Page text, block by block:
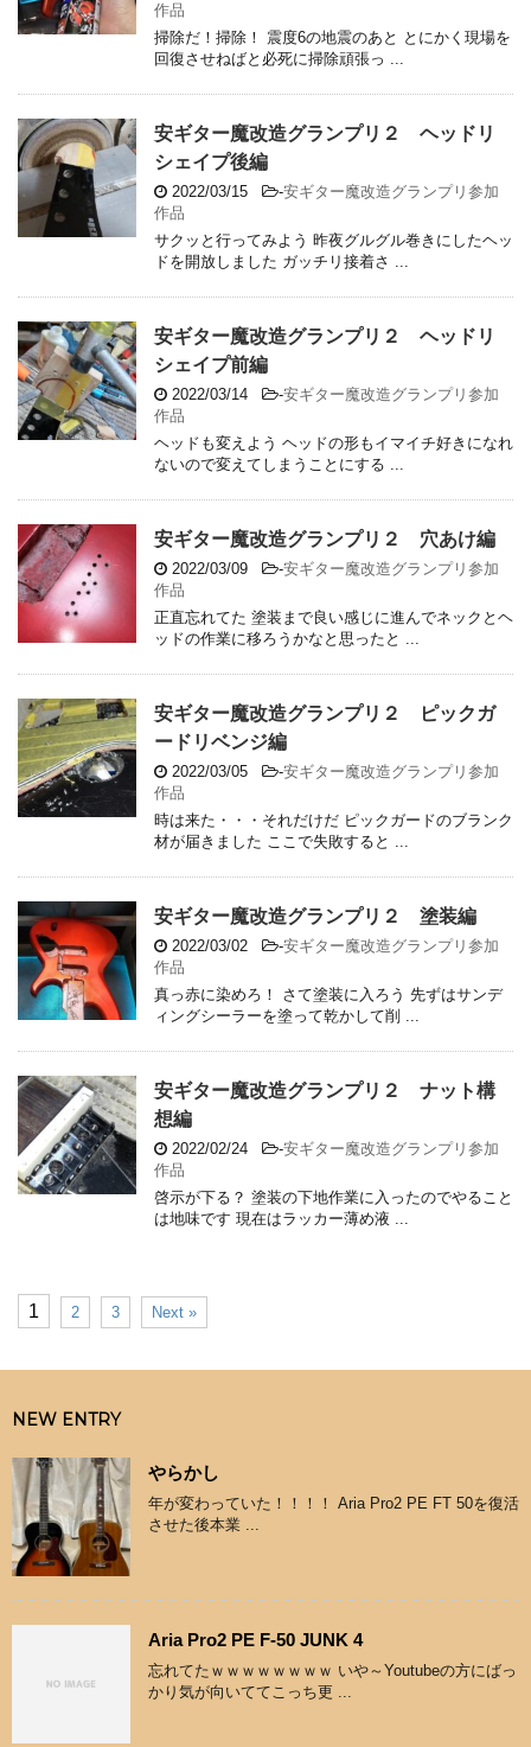
作品
掃除だ！掃除！ 震度6の地震のあと とにかく現場を
回復させねばと必死に掃除頑張っ ...
安ギター魔改造グランプリ２ ヘッドリ
シェイプ後編
2022/03/15 -安ギター魔改造グランプリ参加
作品
サクッと行ってみよう 昨夜グルグル巻きにしたヘッ
ドを開放しました ガッチリ接着さ ...
安ギター魔改造グランプリ２ ヘッドリ
シェイプ前編
2022/03/14 -安ギター魔改造グランプリ参加
作品
ヘッドも変えよう ヘッドの形もイマイチ好きになれ
ないので変えてしまうことにする ...
安ギター魔改造グランプリ２ 穴あけ編
2022/03/09 -安ギター魔改造グランプリ参加
作品
正直忘れてた 塗装まで良い感じに進んでネックとヘ
ッドの作業に移ろうかなと思ったと ...
安ギター魔改造グランプリ２ ピックガ
ードリベンジ編
2022/03/05 -安ギター魔改造グランプリ参加
作品
時は来た・・・それだけだ ピックガードのブランク
材が届きました ここで失敗すると ...
安ギター魔改造グランプリ２ 塗装編
2022/03/02 -安ギター魔改造グランプリ参加
作品
真っ赤に染めろ！ さて塗装に入ろう 先ずはサンデ
ィングシーラーを塗って乾かして削 ...
安ギター魔改造グランプリ２ ナット構
想編
2022/02/24 -安ギター魔改造グランプリ参加
作品
啓示が下る？ 塗装の下地作業に入ったのでやること
は地味です 現在はラッカー薄め液 ...
1 2 3 Next »
NEW ENTRY
やらかし
年が変わっていた！！！！ Aria Pro2 PE FT 50を復活
させた後本業 ...
Aria Pro2 PE F-50 JUNK 4
忘れてたｗｗｗｗｗｗｗｗ いや～Youtubeの方にばっ
かり気が向いててこっち更 ...